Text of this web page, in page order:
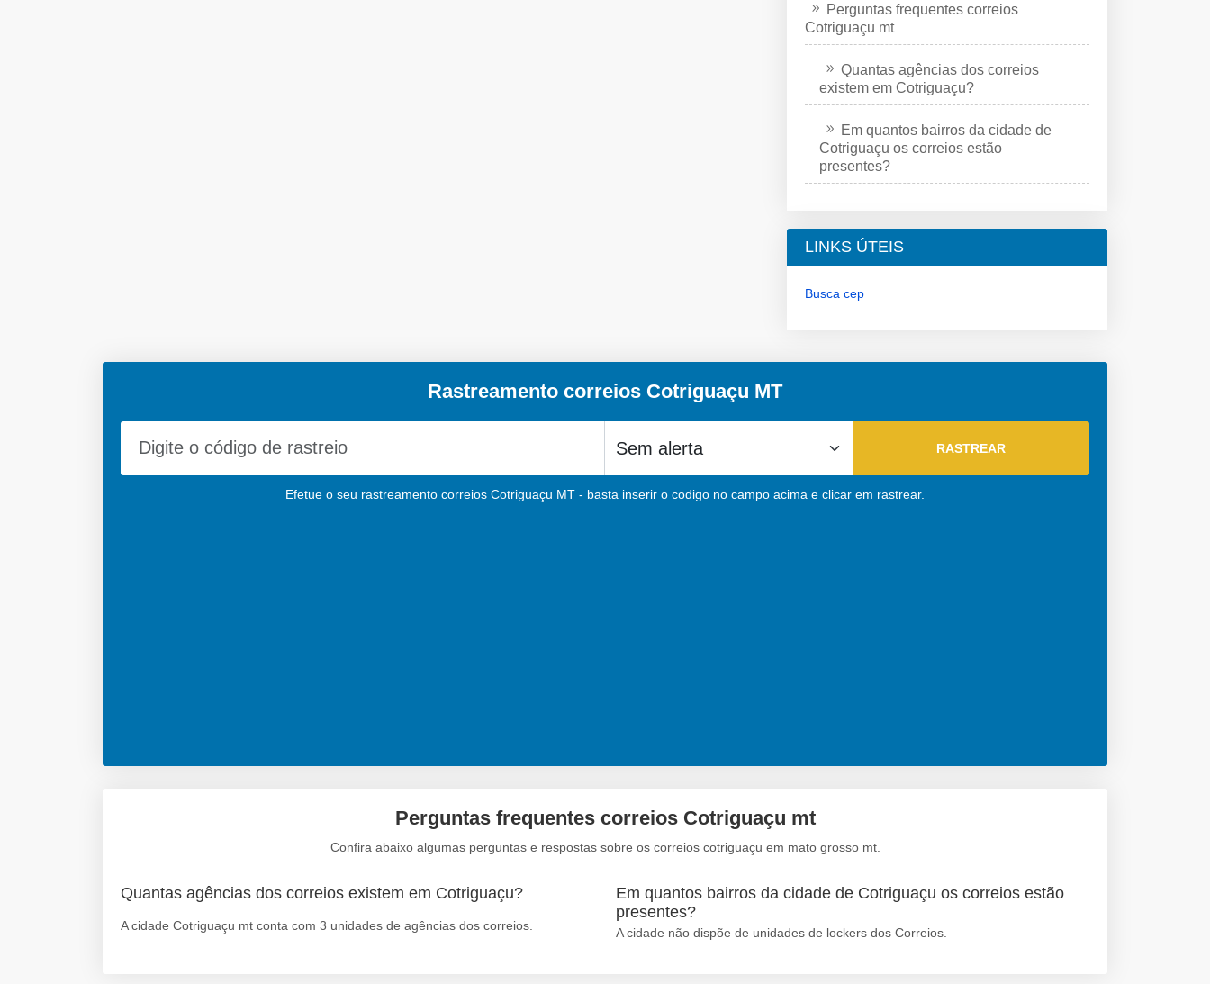
Perguntas frequentes correios
Cotriguaçu mt
Quantas agências dos correios
existem em Cotriguaçu?
Em quantos bairros da cidade de
Cotriguaçu os correios estão
presentes?
LINKS ÚTEIS
Busca cep
Rastreamento correios Cotriguaçu MT
Efetue o seu rastreamento correios Cotriguaçu MT - basta inserir o codigo no campo acima e clicar em rastrear.
Perguntas frequentes correios Cotriguaçu mt
Confira abaixo algumas perguntas e respostas sobre os correios cotriguaçu em mato grosso mt.
Quantas agências dos correios existem em Cotriguaçu?
A cidade Cotriguaçu mt conta com 3 unidades de agências dos correios.
Em quantos bairros da cidade de Cotriguaçu os correios estão
presentes?
A cidade não dispõe de unidades de lockers dos Correios.